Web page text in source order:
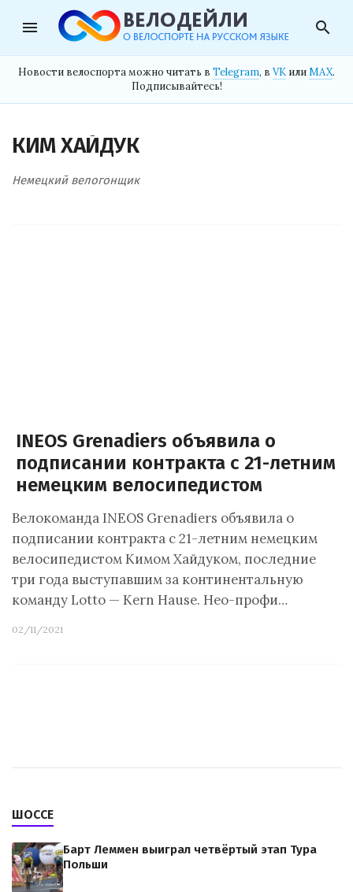
menu search
Новости велоспорта можно читать в Telegram, в VK илиMAX.
Подписывайтесь!
КИМ ХАЙДУК
Немецкий велогонщик
INEOS Grenadiers объявила о
подписании контракта с 21-летним
немецким велосипедистом
Велокоманда INEOS Grenadiers объявила о
подписании контракта с 21-летним немецким
велосипедистом Кимом Хайдуком, последние
три года выступавшим за континентальную
команду Lotto — Kern Hause. Нео-профи…
02/11/2021
ШОССЕ
Барт Леммен выиграл четвёртый этап Тура
Польши